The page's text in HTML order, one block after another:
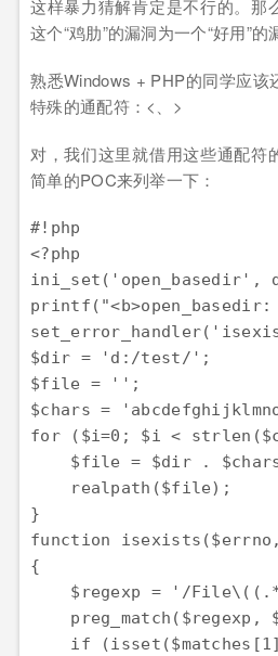
这样暴力猜解肯定是不行的。那
这个“鸡肋”的漏洞为一个“好用”的
熟悉Windows + PHP的同学应该
特殊的通配符：<、>
对，我们这里就借用这些通配符
简单的POC来列举一下：
#!php
<?php
ini_set('open_basedir',
$dir = 'd:/test/';
$file = '';
$chars =
for ($i=0; $i <
$file = $dir .
    realpath($file);
}
function
{
$regexp = '/
preg_match($regexp,
if